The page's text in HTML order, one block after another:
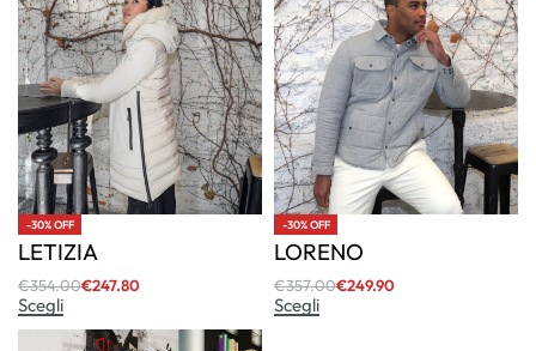
-30% OFF
LETIZIA
€354.00€247.80
Scegli
-30% OFF
LORENO
€357.00€249.90
Scegli